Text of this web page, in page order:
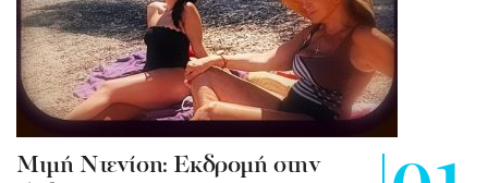
Mιμή Ντενίση: Εκδρομή στην